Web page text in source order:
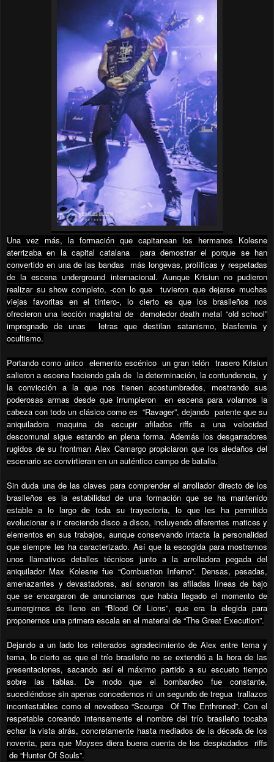
Una vez más, la formación que capitanean los hermanos Kolesne
aterrizaba en la capital catalana
para demostrar el porque se han
convertido en una de las bandas
más longevas, prolíficas y respetadas
de la escena underground internacional. Aunque Krisiun no pudieron
realizar su show completo, -con lo que
tuvieron que dejarse muchas
viejas favoritas en el tintero-, lo cierto es que los brasileños nos
ofrecieron una lección magistral de demoledor death metal “old school”
impregnado de unas
letras que destilan satanismo, blasfemia y
ocultismo.
Portando como único elemento escénico un gran telón trasero Krisiun
salieron a escena haciendo gala de la determinación, la contundencia, y
la convicción a la que nos tienen acostumbrados, mostrando sus
poderosas armas desde que irrumpieron
en escena para volarnos la
cabeza con todo un clásico como es “Ravager”, dejando patente que su
aniquiladora maquina de escupir afilados riffs a una velocidad
descomunal sigue estando en plena forma. Además los desgarradores
rugidos de su frontman Alex Camargo propiciaron que los aledaños del
escenario se convirtieran en un auténtico campo de batalla.
Sin duda una de las claves para comprender el arrollador directo de los
brasileños es la estabilidad de una formación que se ha mantenido
estable a lo largo de toda su trayectoria, lo que les ha permitido
evolucionar e ir creciendo disco a disco, incluyendo diferentes matices y
elementos en sus trabajos, aunque conservando intacta la personalidad
que siempre les ha caracterizado. Así que la escogida para mostrarnos
unos llamativos detalles técnicos junto a la arrolladora pegada del
aniquilador Max Kolesne fue “Combustion Inferno”. Densas, pesadas,
amenazantes y devastadoras, así sonaron las afiladas líneas de bajo
que se encargaron de anunciarnos que había llegado el momento de
sumergirnos de lleno en “Blood Of Lions”, que era la elegida para
proponernos una primera escala en el material de “The Great Execution”.
Dejando a un lado los reiterados agradecimiento de Alex entre tema y
tema, lo cierto es que el trío brasileño no se extendió a la hora de las
presentaciones, sacando así el máximo partido a su escueto tiempo
sobre las tablas. De modo que el bombardeo fue constante,
sucediéndose sin apenas concedernos ni un segundo de tregua trallazos
incontestables como el novedoso “Scourge
Of The Enthroned”. Con el
respetable coreando intensamente el nombre del trío brasileño tocaba
echar la vista atrás, concretamente hasta mediados de la década de los
noventa, para que Moyses diera buena cuenta de los despiadados
riffs
de “Hunter Of Souls”.